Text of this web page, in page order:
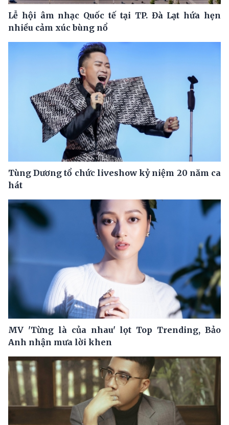
Lễ hội âm nhạc Quốc tế tại TP. Đà Lạt hứa hẹn
nhiều cảm xúc bùng nổ
Tùng Dương tổ chức liveshow kỷ niệm 20 năm ca
hát
MV 'Từng là của nhau' lọt Top Trending, Bảo
Anh nhận mưa lời khen